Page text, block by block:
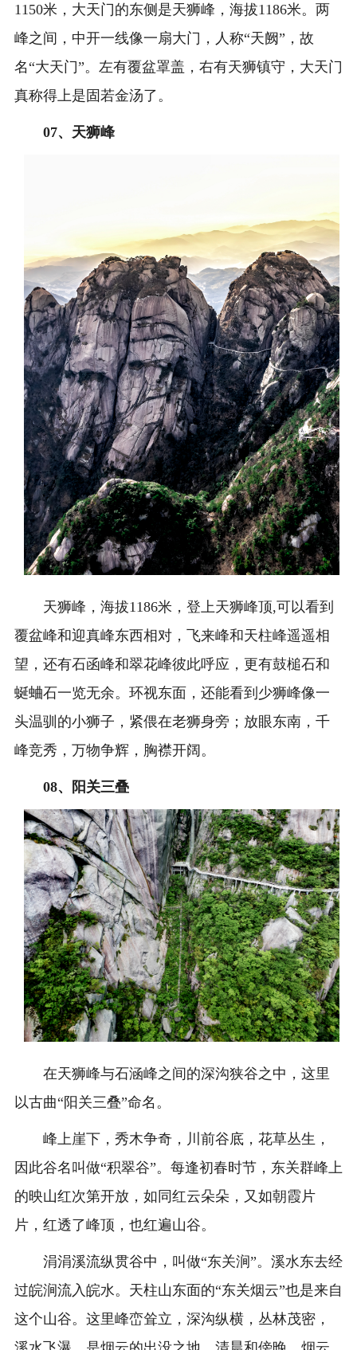
1150米，大天门的东侧是天狮峰，海拔1186米。两
峰之间，中开一线像一扇大门，人称“天阙”，故
名“大天门”。左有覆盆罩盖，右有天狮镇守，大天门
真称得上是固若金汤了。
07、 天狮峰
天狮峰，海拔1186米，登上天狮峰顶,可以看到
覆盆峰和迎真峰东西相对，飞来峰和天柱峰遥遥相
望，还有石函峰和翠花峰彼此呼应，更有鼓槌石和
蜒蛐石一览无余。环视东面，还能看到少狮峰像一
头温驯的小狮子，紧偎在老狮身旁；放眼东南，千
峰竞秀，万物争辉，胸襟开阔。
08、 阳关三叠
在天狮峰与石涵峰之间的深沟狭谷之中，这里
以古曲“阳关三叠”命名。
峰上崖下，秀木争奇，川前谷底，花草丛生，
因此谷名叫做“积翠谷”。每逢初春时节，东关群峰上
的映山红次第开放，如同红云朵朵，又如朝霞片
片，红透了峰顶，也红遍山谷。
涓涓溪流纵贯谷中，叫做“东关涧”。溪水东去经
过皖涧流入皖水。天柱山东面的“东关烟云”也是来自
这个山谷。这里峰峦耸立，深沟纵横，丛林茂密，